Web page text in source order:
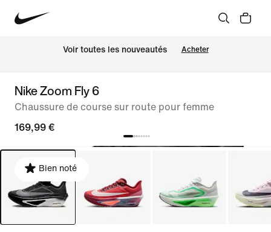
Voir toutes les nouveautés Acheter
Nike Zoom Fly 6
Chaussure de course sur route pour femme
169,99 €
Bien noté